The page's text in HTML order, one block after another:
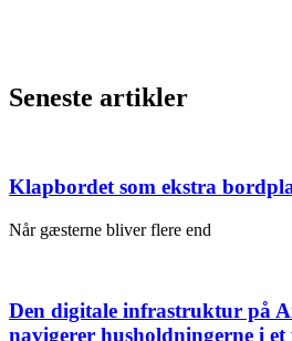
Seneste artikler
Klapbordet som ekstra
Når gæsterne bliver flere end
Den digitale infrastruktur på
navigerer husholdningerne i